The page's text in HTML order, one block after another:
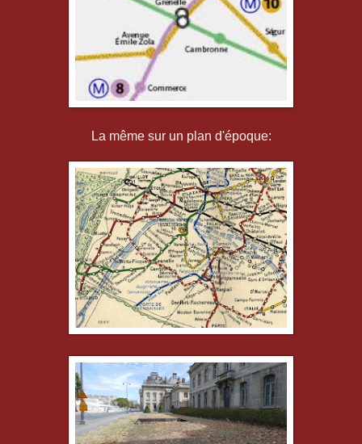
La même sur un plan d'époque: